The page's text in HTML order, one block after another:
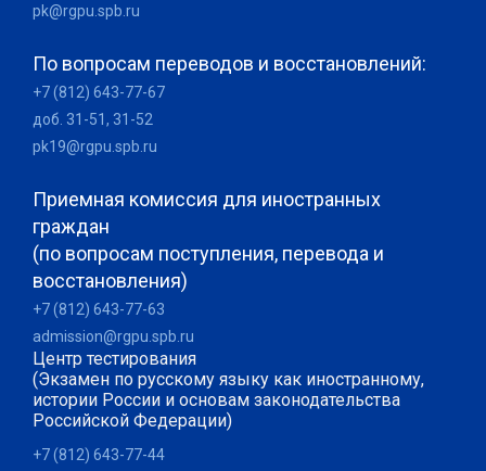
pk@rgpu.spb.ru
По вопросам переводов и восстановлений:
+7 (812) 643-77-67
доб. 31-51, 31-52
pk19@rgpu.spb.ru
Приемная комиссия для иностранных
граждан
(по вопросам поступления, перевода и
восстановления)
+7 (812) 643-77-63
admission@rgpu.spb.ru
Центр тестирования
(Экзамен по русскому языку как иностранному,
истории России и основам законодательства
Российской Федерации)
+7 (812) 643-77-44